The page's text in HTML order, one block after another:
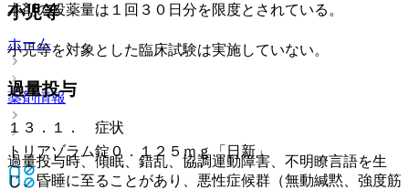
本剤の投薬量は１回３０日分を限度とされている。
ホーム
薬剤情報
トリアゾラム錠０．１２５ｍｇ「日新」
小児等
小児等を対象とした臨床試験は実施していない。
過量投与
１３．１． 症状
過量投与時、傾眠、錯乱、協調運動障害、不明瞭言語を生
じ、昏睡に至ることがあり、悪性症候群（無動緘黙、強度筋